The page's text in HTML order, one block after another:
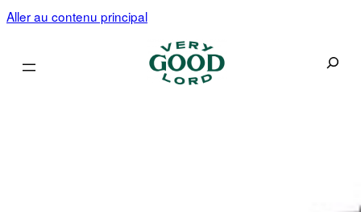
Aller au contenu principal